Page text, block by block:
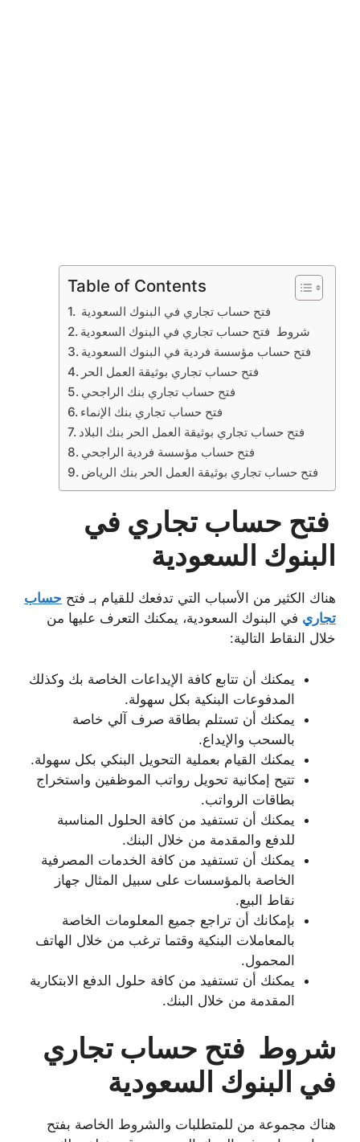
Table of Contents
فتح حساب تجاري في البنوك السعودية
شروط فتح حساب تجاري في البنوك السعودية
فتح حساب مؤسسة فردية في البنوك السعودية
فتح حساب تجاري بوثيقة العمل الحر
فتح حساب تجاري بنك الراجحي
فتح حساب تجاري بنك الإنماء
فتح حساب تجاري بوثيقة العمل الحر بنك البلاد
فتح حساب مؤسسة فردية الراجحي
فتح حساب تجاري بوثيقة العمل الحر بنك الرياض
فتح حساب تجاري في
البنوك السعودية
هناك الكثير من الأسباب التي تدفعك للقيام بـ فتح حساب
تجاري في البنوك السعودية، يمكنك التعرف عليها من
خلال النقاط التالية:
يمكنك أن تتابع كافة الإيداعات الخاصة بك وكذلك
المدفوعات البنكية بكل سهولة.
يمكنك أن تستلم بطاقة صرف آلي خاصة
بالسحب والإيداع.
يمكنك القيام بعملية التحويل البنكي بكل سهولة.
تتيح إمكانية تحويل رواتب الموظفين واستخراج
بطاقات الرواتب.
يمكنك أن تستفيد من كافة الحلول المناسبة
للدفع والمقدمة من خلال البنك.
يمكنك أن تستفيد من كافة الخدمات المصرفية
الخاصة بالمؤسسات على سبيل المثال جهاز
نقاط البيع.
بإمكانك أن تراجع جميع المعلومات الخاصة
بالمعاملات البنكية وقتما ترغب من خلال الهاتف
المحمول.
يمكنك أن تستفيد من كافة حلول الدفع الابتكارية
المقدمة من خلال البنك.
شروط فتح حساب تجاري
في البنوك السعودية
هناك مجموعة من للمتطلبات والشروط الخاصة بفتح